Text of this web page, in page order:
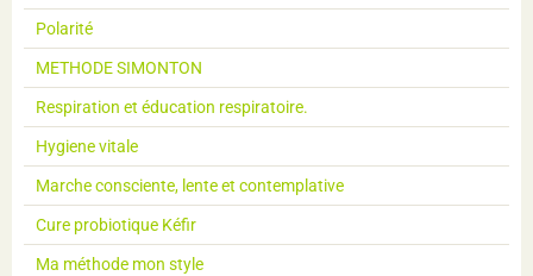
Polarité
METHODE SIMONTON
Respiration et éducation respiratoire.
Hygiene vitale
Marche consciente, lente et contemplative
Cure probiotique Kéfir
Ma méthode mon style